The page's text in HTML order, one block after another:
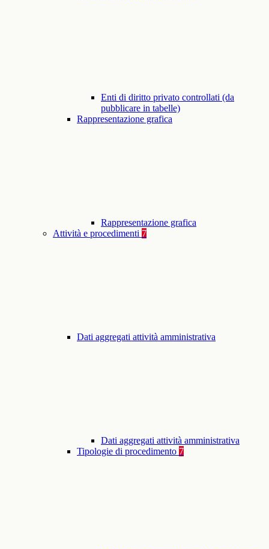
Enti di diritto privato controllati (da
pubblicare in tabelle)
Rappresentazione grafica
Rappresentazione grafica
Attività e procedimenti 7
Dati aggregati attività amministrativa
Dati aggregati attività amministrativa
Tipologie di procedimento 7